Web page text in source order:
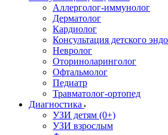
Аллерголог-иммунолог
Дерматолог
Кардиолог
Консультация детского
Невролог
Оториноларинголог
Офтальмолог
Педиатр
Травматолог-ортопед
Диагностика
УЗИ детям (0+)
УЗИ взрослым